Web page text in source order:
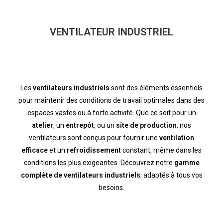
VENTILATEUR INDUSTRIEL
Les ventilateurs industriels sont des éléments essentiels
pour maintenir des conditions de travail optimales dans des
espaces vastes ou à forte activité. Que ce soit pour un
atelier, un entrepôt, ou un site de production, nos
ventilateurs sont conçus pour fournir une ventilation
efficaceet un refroidissementconstant, même dans les
conditions les plus exigeantes. Découvrez notre gamme
complète de ventilateurs industriels, adaptés à tous vos
besoins.